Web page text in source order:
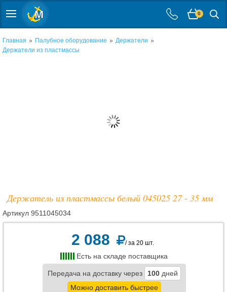
0
Главная » Палубное оборудование » Держатели »
Держатели из пластмассы
Держатель из пластмассы белый 045025 27 - 35 мм
Артикул 9511045034
2 088 / за 20 шт.
Есть на складе поставщика
Передача на доставку через 100 дней
Можно доставить быстрее